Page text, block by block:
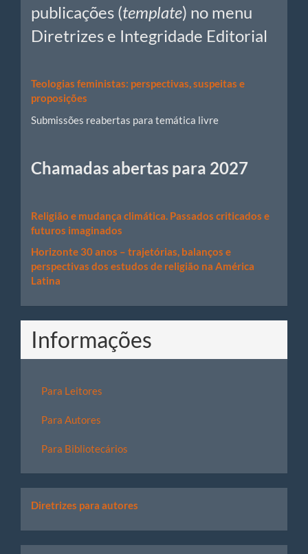
publicações (template) no menu
Diretrizes e Integridade Editorial
Teologias feministas: perspectivas, suspeitas e
proposições
Submissões reabertas para temática livre
Chamadas abertas para 2027
Religião e mudança climática. Passados criticados e
futuros imaginados
Horizonte 30 anos – trajetórias, balanços e
perspectivas dos estudos de religião na América
Latina
Informações
Para Leitores
Para Autores
Para Bibliotecários
Links
úteis
Diretrizes para autores